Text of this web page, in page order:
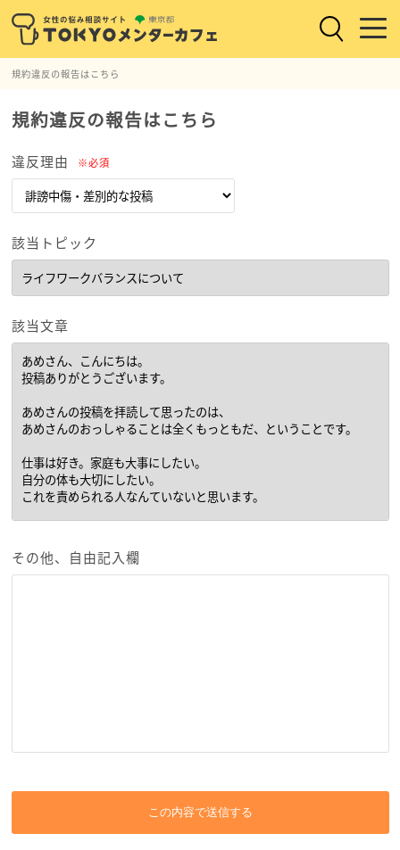
規約違反の報告はこちら
規約違反の報告はこちら
違反理由 ※必須
該当トピック
該当文章
その他、自由記入欄
この内容で送信する